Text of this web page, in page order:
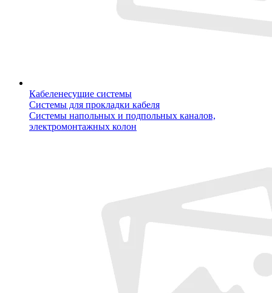
Кабеленесущие системы
Системы для прокладки кабеля
Системы напольных и подпольных каналов,
электромонтажных колон